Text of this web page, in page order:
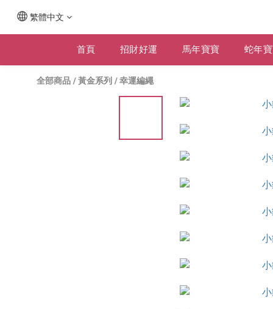
繁體中文
首頁 招財好運 馬年寶寶 蛇年
全部商品 /黃金系列 /幸運編繩